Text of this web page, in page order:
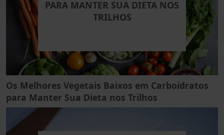
PARA MANTER SUA DIETA NOS
TRILHOS
Os Melhores Vegetais Baixos em Carboidratos
para Manter Sua Dieta nos Trilhos